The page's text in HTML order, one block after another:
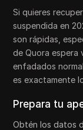
Si quieres
suspendida en
son rápidas,
de Quora espera
enfadados
es exactamente
Prepara tu
Obtén los datos